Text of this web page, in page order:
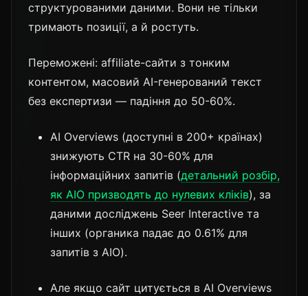
структурованими даними. Вони не тільки
тримають позиції, а й ростуть.
Переможені: affiliate-сайти з тонким
контентом, масовий AI-генерований текст
без експертизи — падіння до 50-60%.
AI Overviews (доступні в 200+ країнах)
знижують CTR на 30-60% для
інформаційних запитів (детальний розбір,
як AIO призводять до нулевих кліків), за
даними досліджень Seer Interactive та
інших (органика падає до 0.61% для
запитів з AIO).
Але якщо сайт цитується в AI Overviews